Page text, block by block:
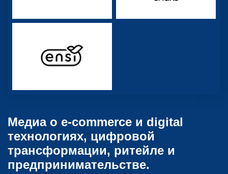
Медиа о e-commerce и digital
технологиях, цифровой
трансформации, ритейле и
предпринимательстве.